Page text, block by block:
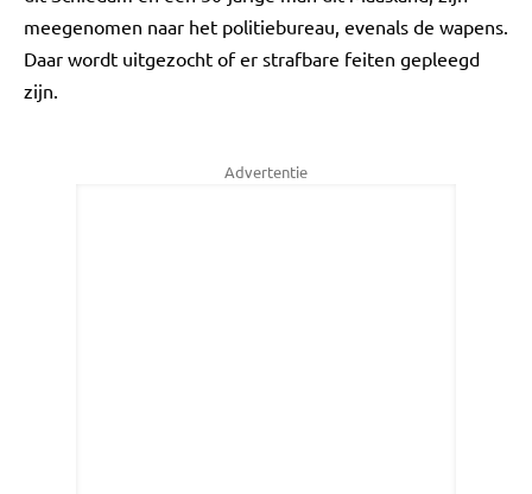
meegenomen naar het politiebureau, evenals de wapens.
Daar wordt uitgezocht of er strafbare feiten gepleegd
zijn.
Advertentie